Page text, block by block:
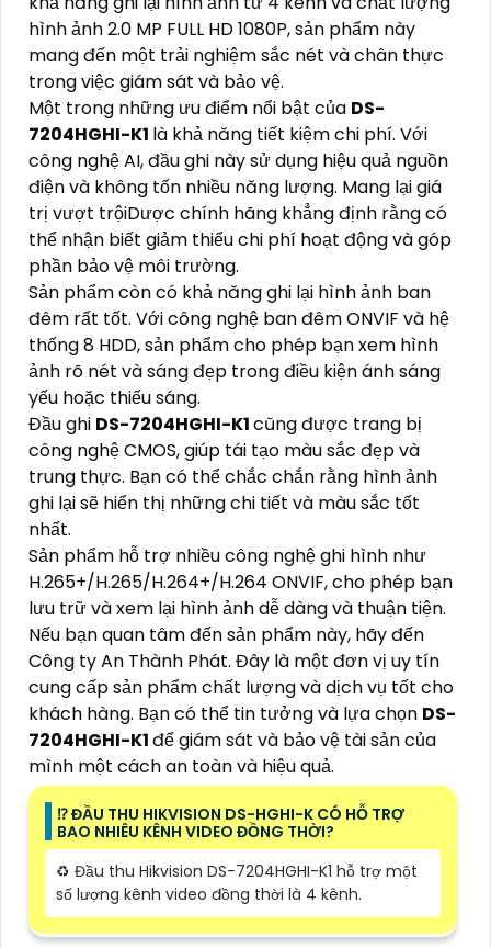
hình ảnh 2.0 MP FULL HD 1080P, sản phẩm này
mang đến một trải nghiệm sắc nét và chân thực
trong việc giám sát và bảo vệ.
Một trong những ưu điểm nổi bật của DS-
7204HGHI-K1 là khả năng tiết kiệm chi phí. Với
công nghệ AI, đầu ghi này sử dụng hiệu quả nguồn
điện và không tốn nhiều năng lượng. Mang lại giá
trị vượt trộiDược chính hãng khẳng định rằng có
thể nhận biết giảm thiểu chi phí hoạt động và góp
phần bảo vệ môi trường.
Sản phẩm còn có khả năng ghi lại hình ảnh ban
đêm rất tốt. Với công nghệ ban đêm ONVIF và hệ
thống 8 HDD, sản phẩm cho phép bạn xem hình
ảnh rõ nét và sáng đẹp trong điều kiện ánh sáng
yếu hoặc thiếu sáng.
Đầu ghi DS-7204HGHI-K1cũng được trang bị
công nghệ CMOS, giúp tái tạo màu sắc đẹp và
trung thực. Bạn có thể chắc chắn rằng hình ảnh
ghi lại sẽ hiển thị những chi tiết và màu sắc tốt
nhất.
Sản phẩm hỗ trợ nhiều công nghệ ghi hình như
H.265+/H.265/H.264+/H.264 ONVIF, cho phép bạn
lưu trữ và xem lại hình ảnh dễ dàng và thuận tiện.
Nếu bạn quan tâm đến sản phẩm này, hãy đến
Công ty An Thành Phát. Đây là một đơn vị uy tín
cung cấp sản phẩm chất lượng và dịch vụ tốt cho
khách hàng. Bạn có thể tin tưởng và lựa chọn DS-
7204HGHI-K1để giám sát và bảo vệ tài sản của
mình một cách an toàn và hiệu quả.
⁉️ ĐẦU THU HIKVISION DS-HGHI-K CÓ HỖ TRỢ
BAO NHIÊU KÊNH VIDEO ĐỒNG THỜI?
♻️ Đầu thu Hikvision DS-7204HGHI-K1 hỗ trợ một
số lượng kênh video đồng thời là 4 kênh.